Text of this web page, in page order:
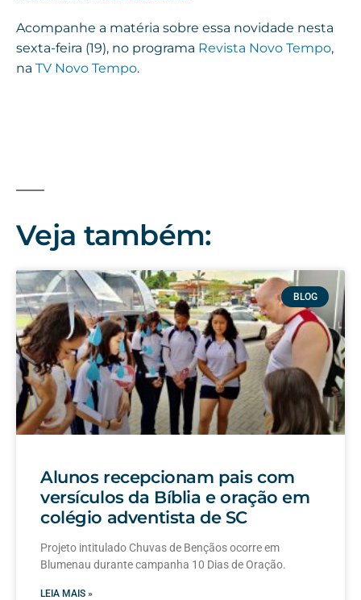
Acompanhe a matéria sobre essa novidade nesta
sexta-feira (19), no programa Revista Novo Tempo,
na TV Novo Tempo.
Veja também:
BLOG
Alunos recepcionam pais com
versículos da Bíblia e oração em
colégio adventista de SC
Projeto intitulado Chuvas de Bençãos ocorre em
Blumenau durante campanha 10 Dias de Oração.
LEIA MAIS »